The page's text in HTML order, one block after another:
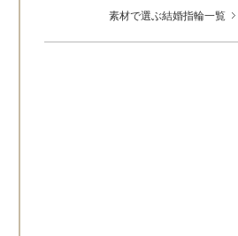
素材で選ぶ結婚指輪一覧